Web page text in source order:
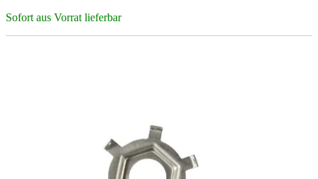
Sofort aus Vorrat lieferbar